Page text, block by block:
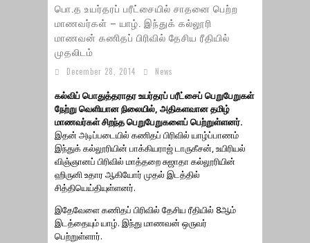
பொ.த உயர்தரப் பரீட்சையில் சாதனை பெற்ற
மாணவர்கள் – யாழ். இந்துக் கல்லூரி
மாணவன் கணிதப் பிரிவில் தேசிய ரீதியில்
முதலிடம்
December 28, 2014 News
கல்விப் பொதுத்தராதர உயர்தரப் பரீட்சைப் பெறுபேறுகள்
நேற்று வெளியான நிலையில், அதிகளவான தமிழ்
மாணவர்கள் சிறந்த பெறுபேறுகளைப் பெற்றுள்ளனர்.
இதன் அடிப்படையில் கணிதப் பிரிவில் யாழ்ப்பாணம்
இந்துக் கல்லூரியின் பாக்கியராஜ் டாருகீசன், உயிரியல்
விஞ்ஞானப் பிரிவில் மாத்தறை சுஜாதா கல்லூரியின்
ஹிருனி உதார ஆகியோர் முதல் இடத்தில்
சித்தியெய்தியுள்ளனர்.
இதேவேளை கணிதப் பிரிவில் தேசிய ரீதியில் 8ஆம்
இடத்தையும் யாழ். இந்து மாணவன் ஒருவர்
பெற்றுள்ளார்.